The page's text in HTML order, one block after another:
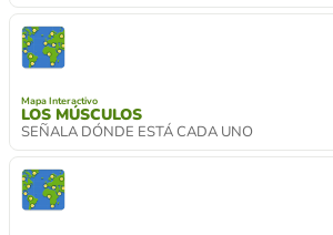
Mapa Interactivo
LOS MÚSCULOS
SEÑALA DÓNDE ESTÁ CADA UNO